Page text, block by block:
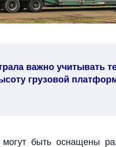
важно учитывать
грузовой
быть оснащены